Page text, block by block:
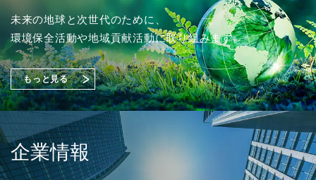
2026年07月29日 経営・財務
『1,149件のAI活用アイデアが集結「生成AIプロンプト
コンテストを開催」』を掲載しました。
（4,221KB）
2026年07月13日
2025年10月20日 ソリューション
「さくらケーシーエスASMサービス」を追加しまし
た。
2025年08月20日 ソリューション
「トータルセキュリティソリューション」を追加しま
した。
2022年03月01日 採用情報
2023年度 新卒採用 応募受付を開始しました。
2021年03月01日
2022年度 新卒採用 応募受付を開始しました。
出展のご案内
2026年06月03日 イベント
株式会社大塚商会主催オンラインセミナー
「安衛法・JIS改正に備えるSDS作成術」登壇のお知ら
未来の地球と次世代のために、
環境保全活動や地域貢献活動に取り組みます。
もっと見る
企業情報